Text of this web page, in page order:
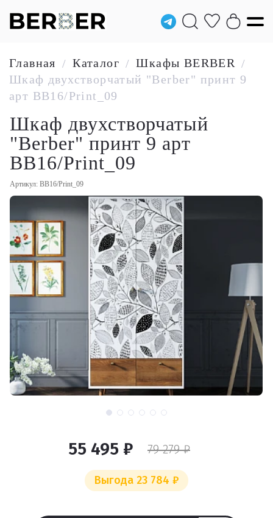
Главная / Каталог / Шкафы BERBER /
Шкаф двухстворчатый "Berber" принт 9
арт BB16/Print_09
Шкаф двухстворчатый
"Berber" принт 9 арт
BB16/Print_09
Артикул: BB16/Print_09
55 495 ₽ 79 279 ₽
Выгода 23 784 ₽